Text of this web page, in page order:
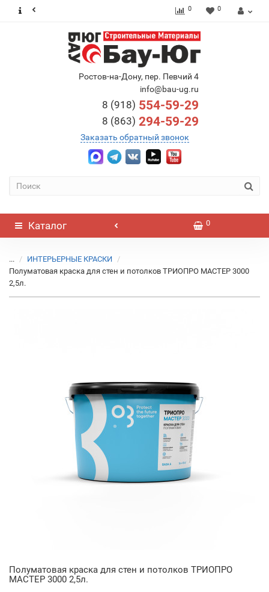
0 0
Ростов-на-Дону, пер. Певчий 4
info@bau-ug.ru
8 (918) 554-59-29
8 (863) 294-59-29
Заказать обратный звонок
Каталог 0
...
ИНТЕРЬЕРНЫЕ КРАСКИ
Полуматовая краска для стен и потолков ТРИОПРО МАСТЕР 3000
2,5л.
Полуматовая краска для стен и потолков ТРИОПРО
МАСТЕР 3000 2,5л.